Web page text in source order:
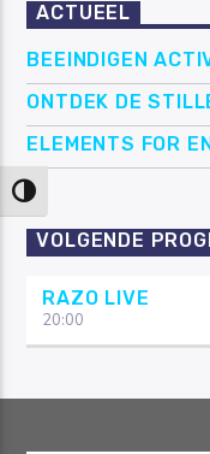
Keuze voor hoog contrast
ACTUEEL
BEEINDIGEN
ONTDEK DE
ELEMENTS FOR
VOLGENDE
RAZO LIVE
20:00